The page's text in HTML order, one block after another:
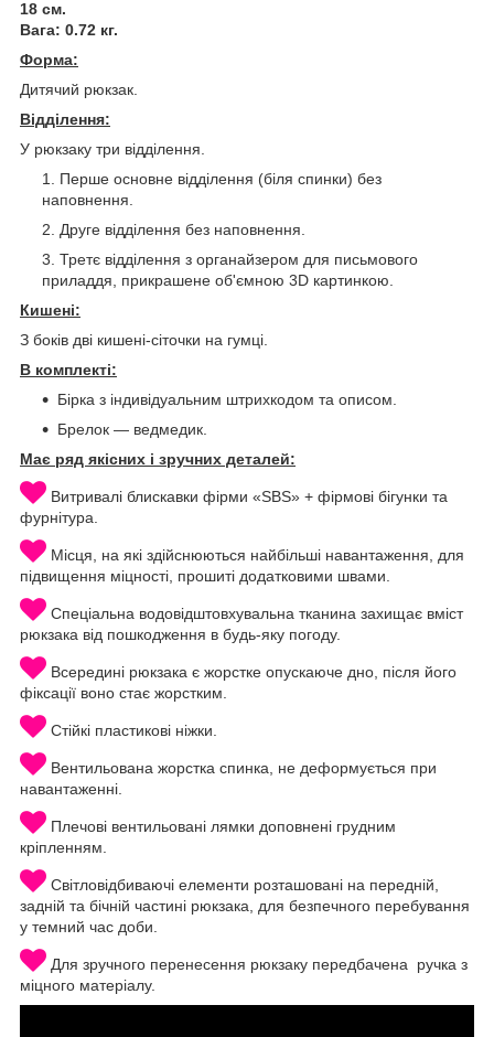
18 см.
Вага: 0.72 кг.
Форма:
Дитячий рюкзак.
Відділення:
У рюкзаку три відділення.
Перше основне відділення (біля спинки) без
наповнення.
Друге відділення без наповнення.
Третє відділення з органайзером для письмового
приладдя, прикрашене об'ємною 3D картинкою.
Кишені:
З боків дві кишені-сіточки на гумці.
В комплекті:
Бірка з індивідуальним штрихкодом та описом.
Брелок — ведмедик.
Має ряд якісних і зручних деталей:
Витривалі блискавки фірми «SBS» + фірмові бігунки та
фурнітура.
Місця, на які здійснюються найбільші навантаження, для
підвищення міцності, прошиті додатковими швами.
Спеціальна водовідштовхувальна тканина захищає вміст
рюкзака від пошкодження в будь-яку погоду.
Всередині рюкзака є жорстке опускаюче дно, після його
фіксації воно стає жорстким.
Стійкі пластикові ніжки.
Вентильована жорстка спинка, не деформується при
навантаженні.
Плечові вентильовані лямки доповнені грудним
кріпленням.
Світловідбиваючі елементи розташовані на передній,
задній та бічній частині рюкзака, для безпечного перебування
у темний час доби.
Для зручного перенесення рюкзаку передбачена ручка з
міцного матеріалу.